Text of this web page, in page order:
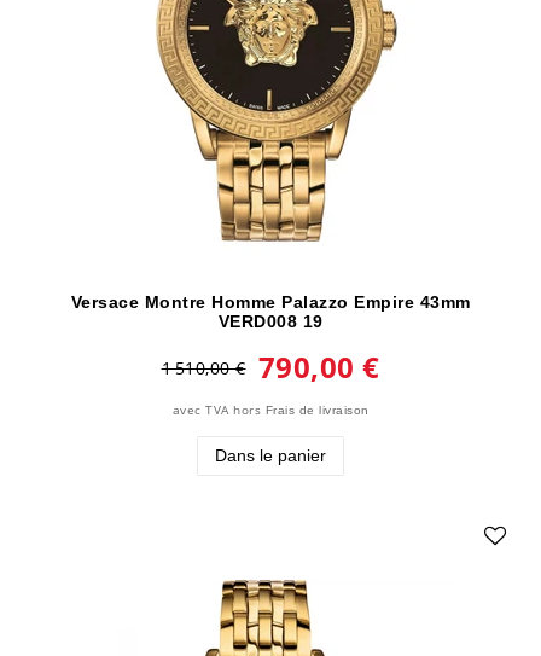
Versace Montre Homme Palazzo Empire 43mm
VERD008 19
1 510,00 € 790,00 €
avec TVA hors Frais de livraison
Dans le panier